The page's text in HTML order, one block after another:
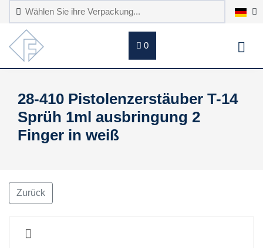
0
28-410 Pistolenzerstäuber T-14
Sprüh 1ml ausbringung 2
Finger in weiß
Zurück